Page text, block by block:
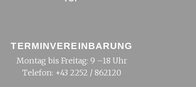
TERMINVEREINBARUNG
Montag bis Freitag: 9 –18 Uhr
Telefon: +43 2252 / 862120